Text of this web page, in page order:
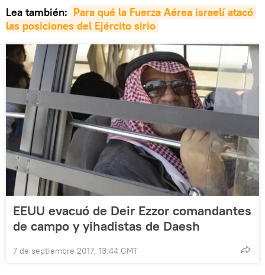
Lea también: Para qué la Fuerza Aérea israelí atacó
las posiciones del Ejército sirio
EEUU evacuó de Deir Ezzor comandantes
de campo y yihadistas de Daesh
7 de septiembre 2017, 13:44 GMT